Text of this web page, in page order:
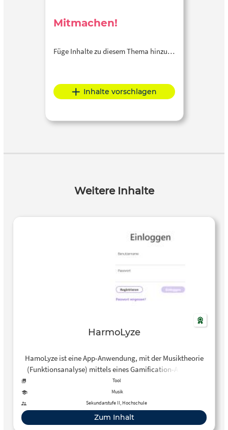
Mitmachen!
Füge Inhalte zu diesem Thema hinzu…
Inhalte vorschlagen
Weitere Inhalte
HarmoLyze
HamoLyze ist eine App-Anwendung, mit der Musiktheorie
(Funktionsanalyse) mittels eines Gamification-Ansatzes
gelernt werden kann.
Tool
Musik
Sekundarstufe II, Hochschule
Zum Inhalt